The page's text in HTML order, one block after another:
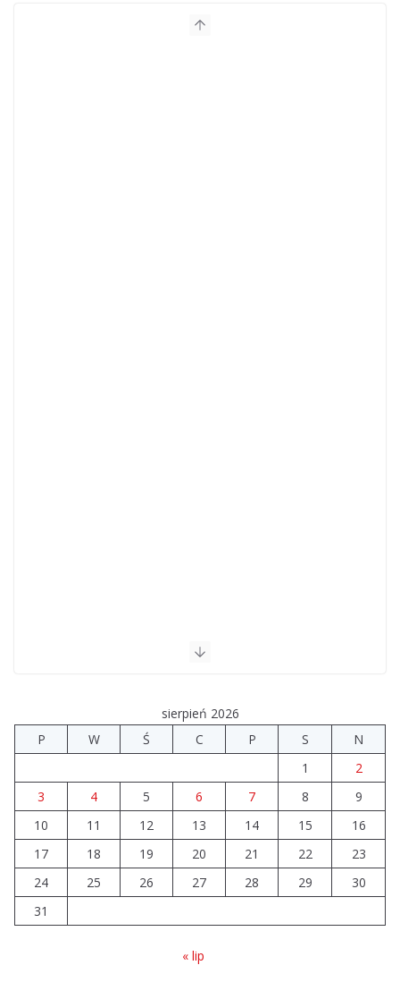
sierpień 2026
P
W Ś C P S
N
1
2
3
4 5 6 7 8
9
10
11 12 13 14 15
16
17
18 19 20 21 22
23
24
25 26 27 28 29
30
31
« lip